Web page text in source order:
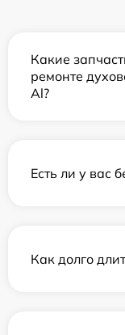
Какие
ремонте
Al?
Есть ли у вас
Как долго